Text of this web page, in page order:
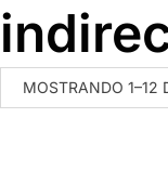
MOSTRANDO 1–12